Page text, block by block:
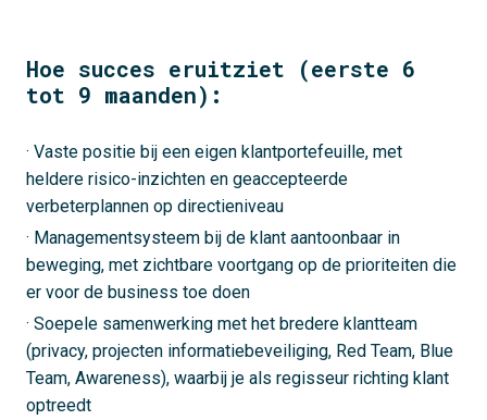
Hoe succes eruitziet (eerste 6
tot 9 maanden):
· Vaste positie bij een eigen klantportefeuille, met
heldere risico-inzichten en geaccepteerde
verbeterplannen op directieniveau
· Managementsysteem bij de klant aantoonbaar in
beweging, met zichtbare voortgang op de prioriteiten die
er voor de business toe doen
· Soepele samenwerking met het bredere klantteam
(privacy, projecten informatiebeveiliging, Red Team, Blue
Team, Awareness), waarbij je als regisseur richting klant
optreedt